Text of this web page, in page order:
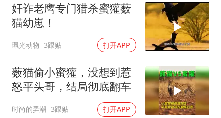
暴雨预报为何有时感觉不准
总书记点赞的非遗苗绣焕发新生机
奸诈老鹰专门猎杀蜜獾薮
猫幼崽！
珮光动物 3跟贴 打开APP
薮猫偷小蜜獾，没想到惹
怒平头哥，结局彻底翻车
时尚的弄潮 3跟贴 打开APP